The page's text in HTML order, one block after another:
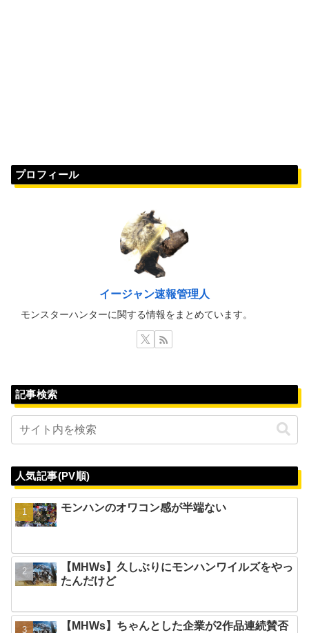
プロフィール
イージャン速報管理人
モンスターハンターに関する情報をまとめています。
記事検索
人気記事(PV順)
モンハンのオワコン感が半端ない
【MHWs】久しぶりにモンハンワイルズをやっ
たんだけど
【MHWs】ちゃんとした企業が2作品連続賛否